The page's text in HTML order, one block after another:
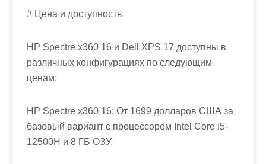
# Цена и доступность
HP Spectre x360 16 и Dell XPS 17 доступны в
различных конфигурациях по следующим
ценам:
HP Spectre x360 16: От 1699 долларов США за
базовый вариант с процессором Intel Core i5-
12500H и 8 ГБ ОЗУ.